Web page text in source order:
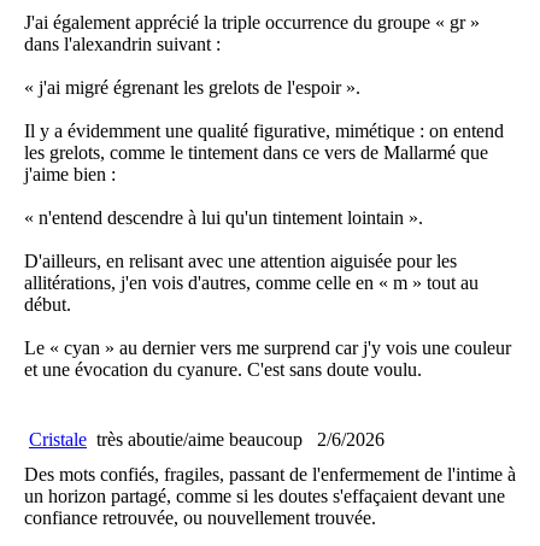
J'ai également apprécié la triple occurrence du groupe « gr »
dans l'alexandrin suivant :
« j'ai migré égrenant les grelots de l'espoir ».
Il y a évidemment une qualité figurative, mimétique : on entend
les grelots, comme le tintement dans ce vers de Mallarmé que
j'aime bien :
« n'entend descendre à lui qu'un tintement lointain ».
D'ailleurs, en relisant avec une attention aiguisée pour les
allitérations, j'en vois d'autres, comme celle en « m » tout au
début.
Le « cyan » au dernier vers me surprend car j'y vois une couleur
et une évocation du cyanure. C'est sans doute voulu.
Cristale très aboutie/aime beaucoup
2/6/2026
Des mots confiés, fragiles, passant de l'enfermement de l'intime à
un horizon partagé, comme si les doutes s'effaçaient devant une
confiance retrouvée, ou nouvellement trouvée.